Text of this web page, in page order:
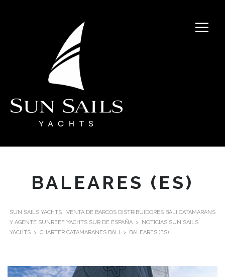
BALEARES (ES)
SUN SAILS YACHTS : VENTA DE BARCOS DISTRIBUIDORES BALI CATAMARANS
Y AGENTE SUNREEF YACHTS SUR DE ESPAÑA >
NOTICIAS SUN SAILS
YACHTS > CHARTER CATAMARANES BALI > BALEARES (ES)